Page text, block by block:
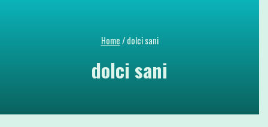
Home/ dolci sani
dolci sani